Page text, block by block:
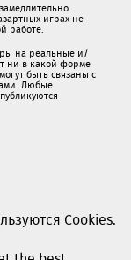
играх не
работе.
на реальные и/
ни в какой форме
быть связаны c
Любые
Cookies.